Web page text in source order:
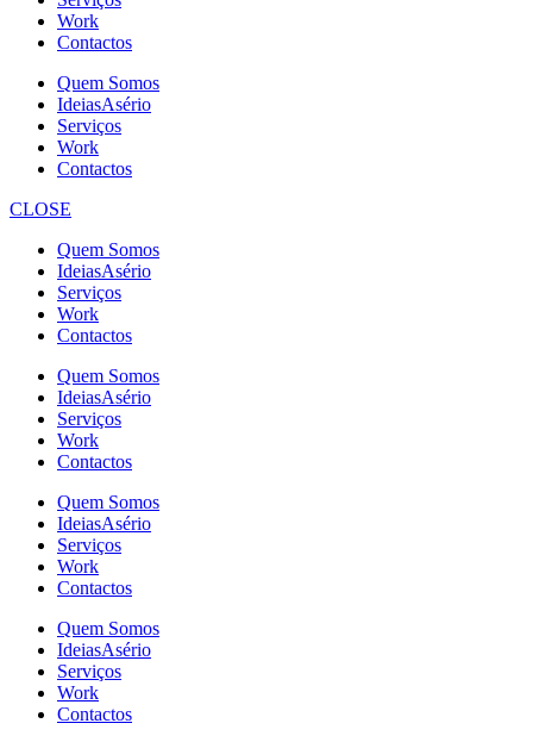
Work
Contactos
Quem Somos
IdeiasAsério
Serviços
Work
Contactos
CLOSE
Quem Somos
IdeiasAsério
Serviços
Work
Contactos
Quem Somos
IdeiasAsério
Serviços
Work
Contactos
Quem Somos
IdeiasAsério
Serviços
Work
Contactos
Quem Somos
IdeiasAsério
Serviços
Work
Contactos